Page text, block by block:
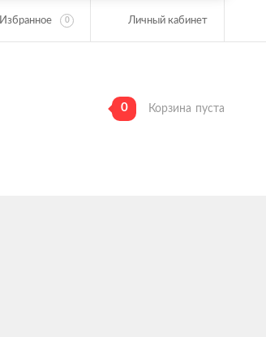
Избранное 0 Личный кабинет
0 Корзина пуста